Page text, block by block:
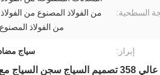
السطحية:
من الفولاذ المصنوع من
من الفولاذ
إبراز: سياج